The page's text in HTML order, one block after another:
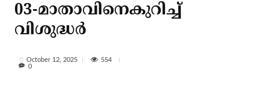
03-മാതാവിനെകുറിച്ച്‌
വിശുദ്ധർ
October 12, 2025
554
0